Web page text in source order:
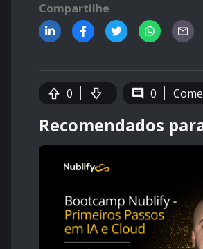
Compartilhe
0 0
Recomendados